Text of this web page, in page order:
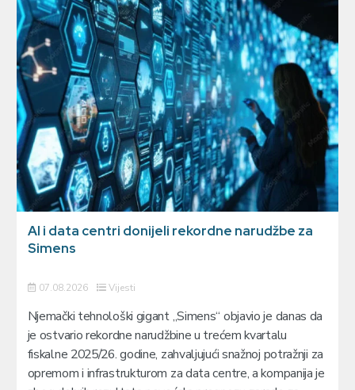
AI i data centri donijeli rekordne narudžbe za
Simens
07.08.2026 Vijesti
Njemački tehnološki gigant „Simens“ objavio je danas da
je ostvario rekordne narudžbine u trećem kvartalu
fiskalne 2025/26. godine, zahvaljujući snažnoj potražnji za
opremom i infrastrukturom za data centre, a kompanija je